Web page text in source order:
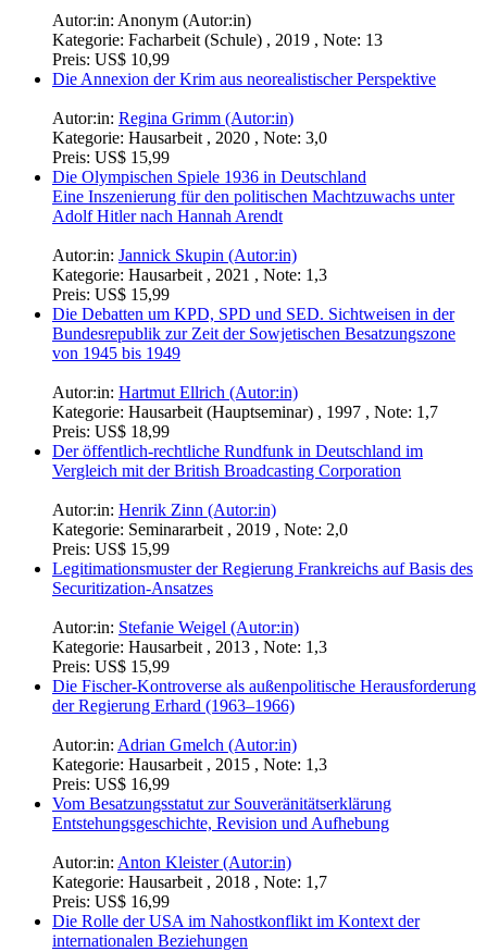
Autor:in: Anonym (Autor:in)
Kategorie: Facharbeit (Schule) , 2019 , Note: 13
Preis: US$ 10,99
Die Annexion der Krim aus neorealistischer Perspektive
Autor:in: Regina Grimm (Autor:in)
Kategorie: Hausarbeit , 2020 , Note: 3,0
Preis: US$ 15,99
Die Olympischen Spiele 1936 in Deutschland
Eine Inszenierung für den politischen Machtzuwachs unter
Adolf Hitler nach Hannah Arendt
Autor:in: Jannick Skupin (Autor:in)
Kategorie: Hausarbeit , 2021 , Note: 1,3
Preis: US$ 15,99
Die Debatten um KPD, SPD und SED. Sichtweisen in der
Bundesrepublik zur Zeit der Sowjetischen Besatzungszone
von 1945 bis 1949
Autor:in: Hartmut Ellrich (Autor:in)
Kategorie: Hausarbeit (Hauptseminar) , 1997 , Note: 1,7
Preis: US$ 18,99
Der öffentlich-rechtliche Rundfunk in Deutschland im
Vergleich mit der British Broadcasting Corporation
Autor:in: Henrik Zinn (Autor:in)
Kategorie: Seminararbeit , 2019 , Note: 2,0
Preis: US$ 15,99
Legitimationsmuster der Regierung Frankreichs auf Basis des
Securitization-Ansatzes
Autor:in: Stefanie Weigel (Autor:in)
Kategorie: Hausarbeit , 2013 , Note: 1,3
Preis: US$ 15,99
Die Fischer-Kontroverse als außenpolitische Herausforderung
der Regierung Erhard (1963–1966)
Autor:in: Adrian Gmelch (Autor:in)
Kategorie: Hausarbeit , 2015 , Note: 1,3
Preis: US$ 16,99
Vom Besatzungsstatut zur Souveränitätserklärung
Entstehungsgeschichte, Revision und Aufhebung
Autor:in: Anton Kleister (Autor:in)
Kategorie: Hausarbeit , 2018 , Note: 1,7
Preis: US$ 16,99
Die Rolle der USA im Nahostkonflikt im Kontext der
internationalen Beziehungen